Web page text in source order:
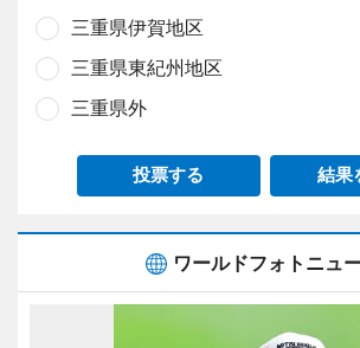
三重県伊賀地区
三重県東紀州地区
三重県外
投票する 結果
ワールドフォトニュ